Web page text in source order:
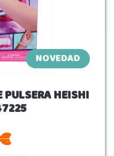
NOVEDAD
HEISHI